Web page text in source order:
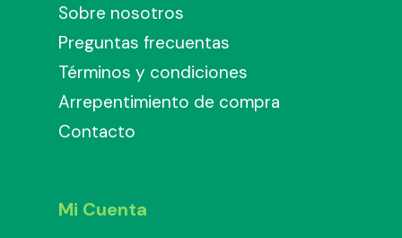
Sobre nosotros
Preguntas frecuentas
Términos y condiciones
Arrepentimiento de compra
Contacto
Mi Cuenta